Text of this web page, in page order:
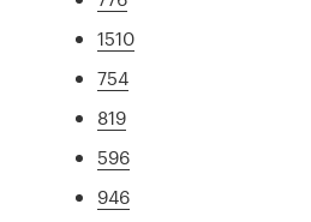
1510
754
819
596
946